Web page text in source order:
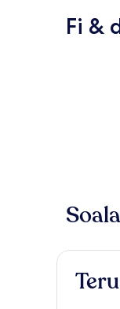
Fi &